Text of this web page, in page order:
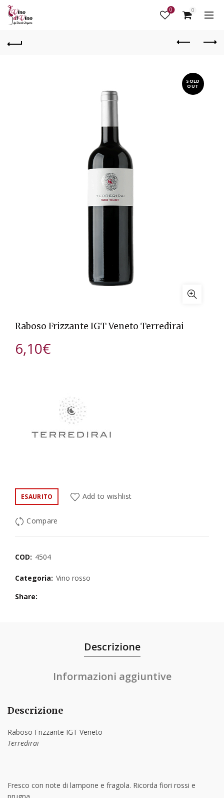
0 0
SOLD
OUT
Raboso Frizzante IGT Veneto Terredirai
6,10€
ESAURITO Add to wishlist
Compare
COD: 4504
Categoria: Vino rosso
Share
Descrizione
Informazioni aggiuntive
Descrizione
Raboso Frizzante IGT Veneto
Terredirai
Fresco con note di lampone e fragola. Ricorda fiori rossi e